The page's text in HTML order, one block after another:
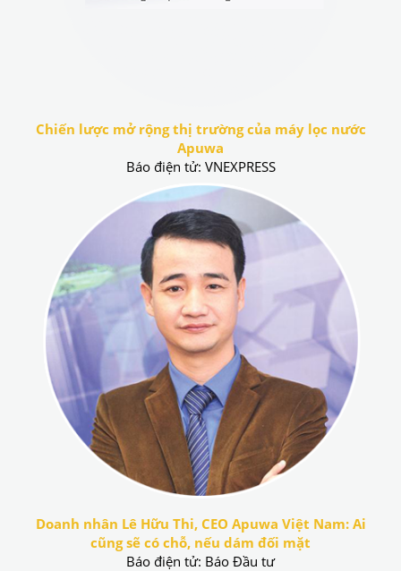
Chiến lược mở rộng thị trường của máy lọc nước
Apuwa
Báo điện tử: VNEXPRESS
Doanh nhân Lê Hữu Thi, CEO Apuwa Việt Nam: Ai
cũng sẽ có chỗ, nếu dám đối mặt
Báo điện tử: Báo Đầu tư